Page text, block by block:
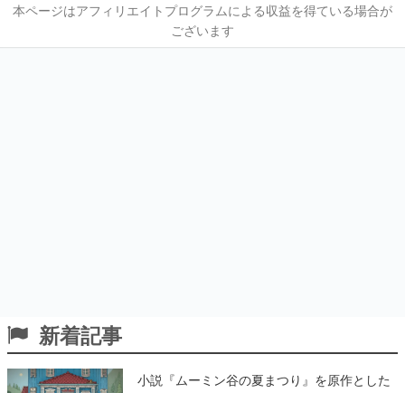
本ページはアフィリエイトプログラムによる収益を得ている場合が
ございます
新着記事
小説『ムーミン谷の夏まつり』を原作とした